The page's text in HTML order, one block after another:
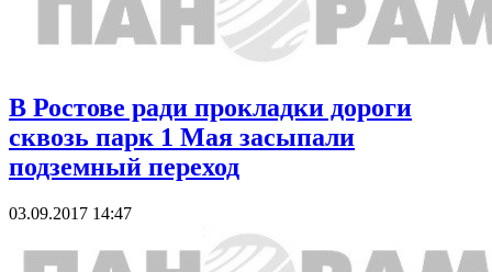
В Ростове ради прокладки дороги
сквозь парк 1 Мая засыпали
подземный переход
03.09.2017 14:47